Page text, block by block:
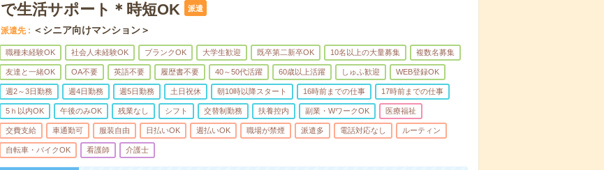
で生活サポート＊時短OK
派遣
派遣先 ＜シニア向けマンション＞
職種未経験OK 社会人未経験OK ブランクOK 大学生歓迎 既卒第二新卒OK 10名以上の大量募集 複数名募集
友達と一緒OK OA不要 英語不要 履歴書不要 40～50代活躍 60歳以上活躍 しゅふ歓迎 WEB登録OK
週2～3日勤務 週4日勤務 週5日勤務 土日祝休 朝10時以降スタート 16時前までの仕事 17時前までの仕事
5ｈ以内OK 午後のみOK 残業なし シフト 交替制勤務 扶養控内 副業・WワークOK 医療福祉
交費支給 車通勤可 服装自由 日払いOK 週払いOK 職場が禁煙 派遣多 電話対応なし ルーティン
自転車・バイクOK 看護師 介護士